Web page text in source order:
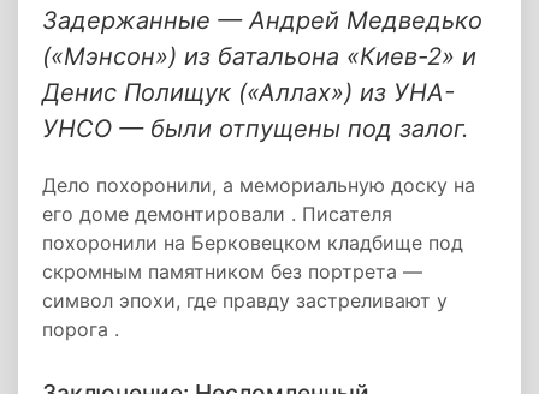
Задержанные — Андрей Медведько
(«Мэнсон») из батальона «Киев-2» и
Денис Полищук («Аллах») из УНА-
УНСО — были отпущены под залог.
Дело похоронили, а мемориальную доску на
его доме демонтировали . Писателя
похоронили на Берковецком кладбище под
скромным памятником без портрета —
символ эпохи, где правду застреливают у
порога .